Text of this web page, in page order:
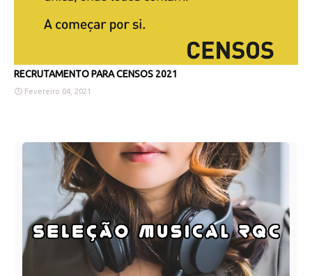
RECRUTAMENTO PARA CENSOS 2021
Fevereiro 04, 2021